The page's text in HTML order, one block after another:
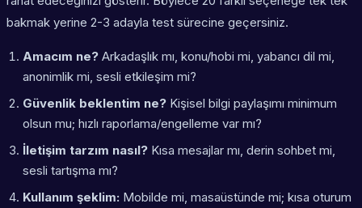
bakmak yerine 2-3 adayla test sürecine geçersiniz.
Amacım ne? Arkadaşlık mı, konu/hobi mi, yabancı dil mi,
anonimlik mi, sesli etkileşim mi?
Güvenlik beklentim ne? Kişisel bilgi paylaşımı minimum
olsun mu; hızlı raporlama/engelleme var mı?
İletişim tarzım nasıl? Kısa mesajlar mı, derin sohbet mi,
sesli tartışma mı?
Kullanım şeklim: Mobilde mi, masaüstünde mi; kısa oturum